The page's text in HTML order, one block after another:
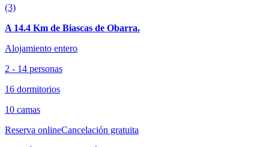
(3)
A 14.4 Km de Biascas de Obarra.
Alojamiento entero
2 - 14 personas
16 dormitorios
10 camas
Reserva onlineCancelación gratuita